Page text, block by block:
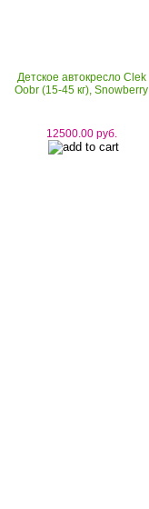
Детское автокресло Clek
Oobr (15-45 кг), Snowberry
12500.00 руб.